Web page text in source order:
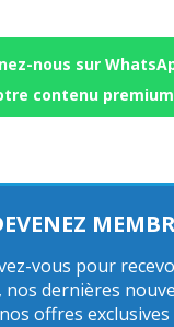
nous sur
contenu premium
vous pour
nos dernières
nos offres exclusives